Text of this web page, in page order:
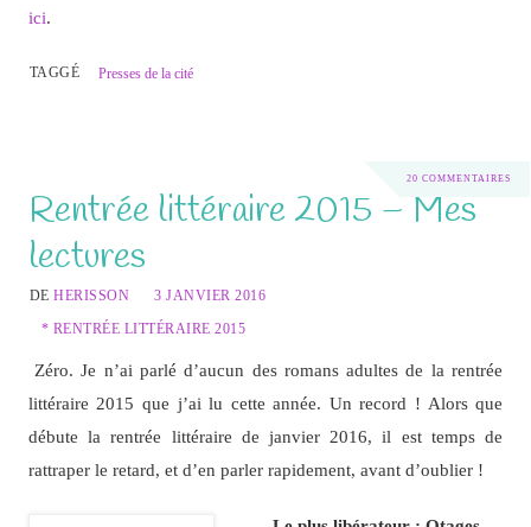
ici.
TAGGÉ Presses de la cité
20 COMMENTAIRES
Rentrée littéraire 2015 – Mes
lectures
DEHERISSON
3 JANVIER 2016
* RENTRÉE LITTÉRAIRE 2015
Zéro. Je n’ai parlé d’aucun des romans adultes de la rentrée
littéraire 2015 que j’ai lu cette année. Un record ! Alors que
débute la rentrée littéraire de janvier 2016, il est temps de
rattraper le retard, et d’en parler rapidement, avant d’oublier !